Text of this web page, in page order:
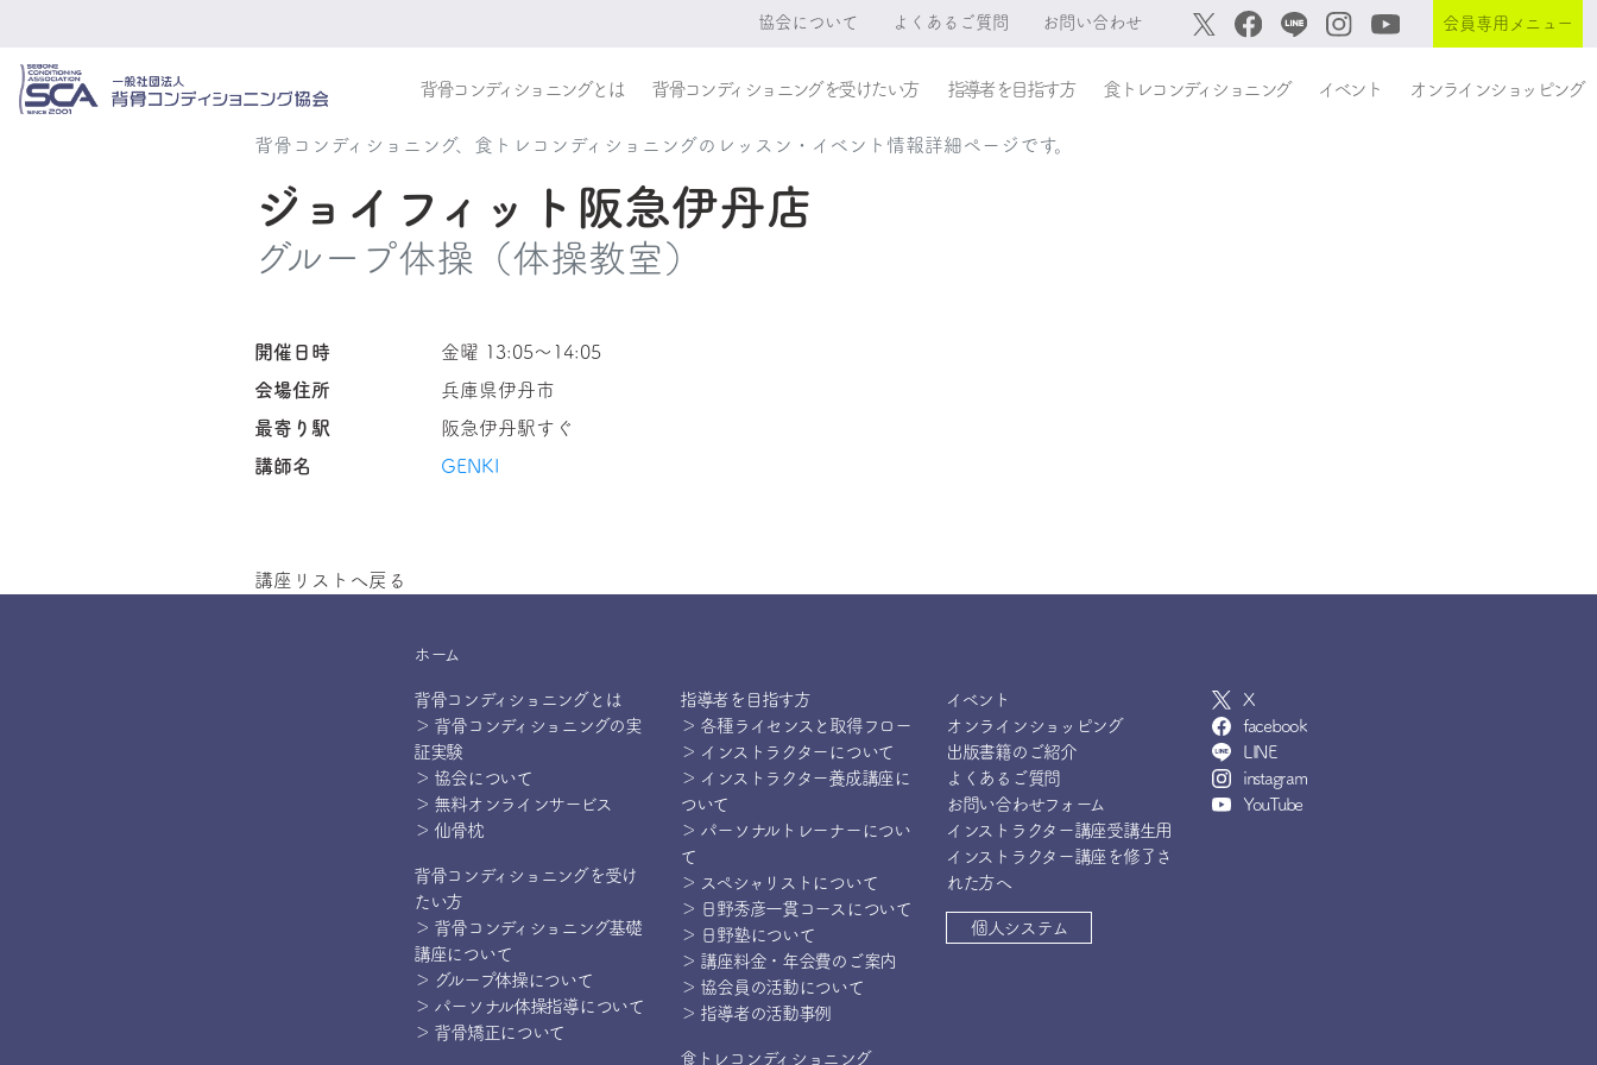
協会について よくあるご質問 お問い合わせ 会員専用メニュー
背骨コンディショニングとは 背骨コンディショニングを受けたい方 指導者を目指す方 食トレコンディショニング イベント オンラインショッピング
背骨コンディショニング、食トレコンディショニングのレッスン・イベント情報詳細ページです。
ジョイフィット阪急伊丹店
グループ体操（体操教室）
開催日時
金曜 13:05〜14:05
会場住所
兵庫県伊丹市
最寄り駅
阪急伊丹駅すぐ
講師名
GENKI
講座リストへ戻る
ホーム
背骨コンディショニングとは
＞ 背骨コンディショニングの実
証実験
＞ 協会について
＞ 無料オンラインサービス
＞ 仙骨枕
背骨コンディショニングを受け
たい方
＞ 背骨コンディショニング基礎
講座について
＞ グループ体操について
＞ パーソナル体操指導について
＞ 背骨矯正について
指導者を目指す方
＞ 各種ライセンスと取得フロー
＞ インストラクターについて
＞ インストラクター養成講座に
ついて
＞ パーソナルトレーナーについ
て
＞ スペシャリストについて
＞ 日野秀彦一貫コースについて
＞ 日野塾について
＞ 講座料金・年会費のご案内
＞ 協会員の活動について
＞ 指導者の活動事例
食トレコンディショニング
イベント
オンラインショッピング
出版書籍のご紹介
よくあるご質問
お問い合わせフォーム
インストラクター講座受講生用
インストラクター講座を修了さ
れた方へ
個人システム
X
facebook
LINE
instagram
YouTube